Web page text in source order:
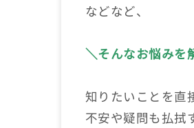
などなど、
＼そんなお悩みを
知りたいことを直
不安や疑問も払拭